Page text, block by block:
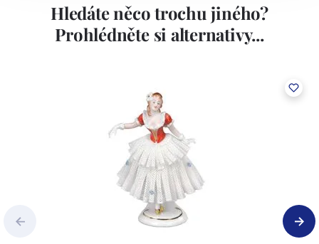
Hledáte něco trochu jiného?
Prohlédněte si alternativy...